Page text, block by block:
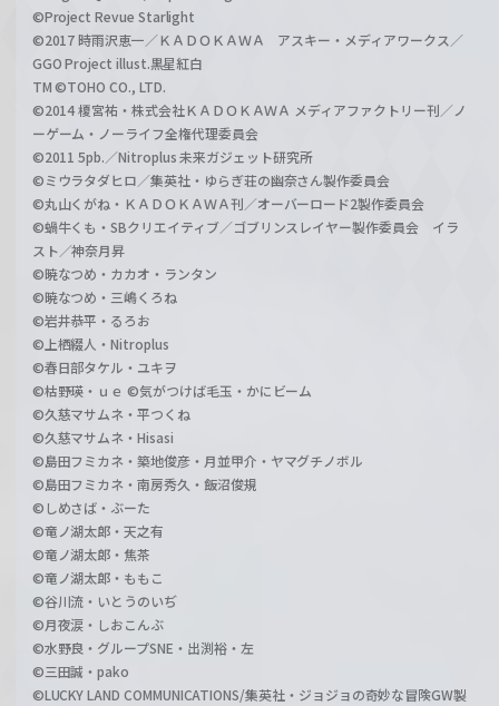
©Project Revue Starlight
©2017 時雨沢恵一／ＫＡＤＯＫＡＷＡ アスキー・メディアワークス／
GGO Project illust.黒星紅白
TM ©TOHO CO., LTD.
©2014 榎宮祐・株式会社ＫＡＤＯＫＡＷＡ メディアファクトリー刊／ノ
ーゲーム・ノーライフ全権代理委員会
©2011 5pb.／Nitroplus 未来ガジェット研究所
©ミウラタダヒロ／集英社・ゆらぎ荘の幽奈さん製作委員会
©丸山くがね・ＫＡＤＯＫＡＷＡ刊／オーバーロード2製作委員会
©蝸牛くも・SBクリエイティブ／ゴブリンスレイヤー製作委員会 イラ
スト／神奈月昇
©暁なつめ・カカオ・ランタン
©暁なつめ・三嶋くろね
©岩井恭平・るろお
©上栖綴人・Nitroplus
©春日部タケル・ユキヲ
©枯野瑛・ｕｅ ©気がつけば毛玉・かにビーム
©久慈マサムネ・平つくね
©久慈マサムネ・Hisasi
©島田フミカネ・築地俊彦・月並甲介・ヤマグチノボル
©島田フミカネ・南房秀久・飯沼俊規
©しめさば・ぶーた
©竜ノ湖太郎・天之有
©竜ノ湖太郎・焦茶
©竜ノ湖太郎・ももこ
©谷川流・いとうのいぢ
©月夜涙・しおこんぶ
©水野良・グループSNE・出渕裕・左
©三田誠・pako
©LUCKY LAND COMMUNICATIONS/集英社・ジョジョの奇妙な冒険GW製